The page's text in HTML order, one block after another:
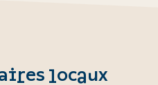
locaux